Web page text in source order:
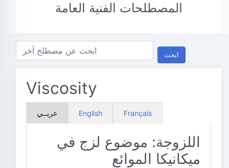
المصطلحات الفنية العامة
ابحث
Viscosity
عربــي English Français
اللزوجة: موضوع لزج في
ميكانيكا الموائع